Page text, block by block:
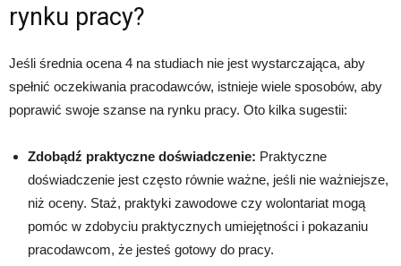
rynku pracy?
Jeśli średnia ocena 4 na studiach nie jest wystarczająca, aby
spełnić oczekiwania pracodawców, istnieje wiele sposobów, aby
poprawić swoje szanse na rynku pracy. Oto kilka sugestii:
Zdobądź praktyczne doświadczenie: Praktyczne
doświadczenie jest często równie ważne, jeśli nie ważniejsze,
niż oceny. Staż, praktyki zawodowe czy wolontariat mogą
pomóc w zdobyciu praktycznych umiejętności i pokazaniu
pracodawcom, że jesteś gotowy do pracy.